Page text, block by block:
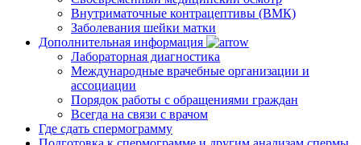
Внутриматочные контрацептивы (ВМК)
Заболевания шейки матки
Дополнительная информация
Лабораторная диагностика
Международные врачебные организации и
ассоциации
Порядок работы с обращениями граждан
Всегда на связи с врачом
Где сдать спермограмму